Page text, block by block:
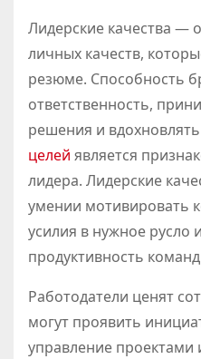
Лидерские качества —
личных качеств,
резюме. Способность
ответственность,
решения и
целей является
лидера. Лидерские
умении мотивировать
усилия в нужное русло
продуктивность
Работодатели ценят
могут проявить
управление проектами